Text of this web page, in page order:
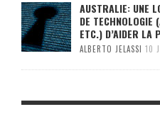
AUSTRALIE: UNE
DE
ETC.) D’AIDER LA
ALBERTO JELASSI 10